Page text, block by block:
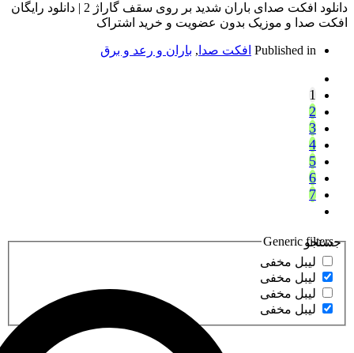
دانلود افکت صدای باران شدید بر روی سقف گاراژ 2 | دانلود رایگان
موزیک بدون عضویت و خرید اشتراک
افکت صدا,باران و رعد و برق
مخفی
مخفی
مخفی
مخفی